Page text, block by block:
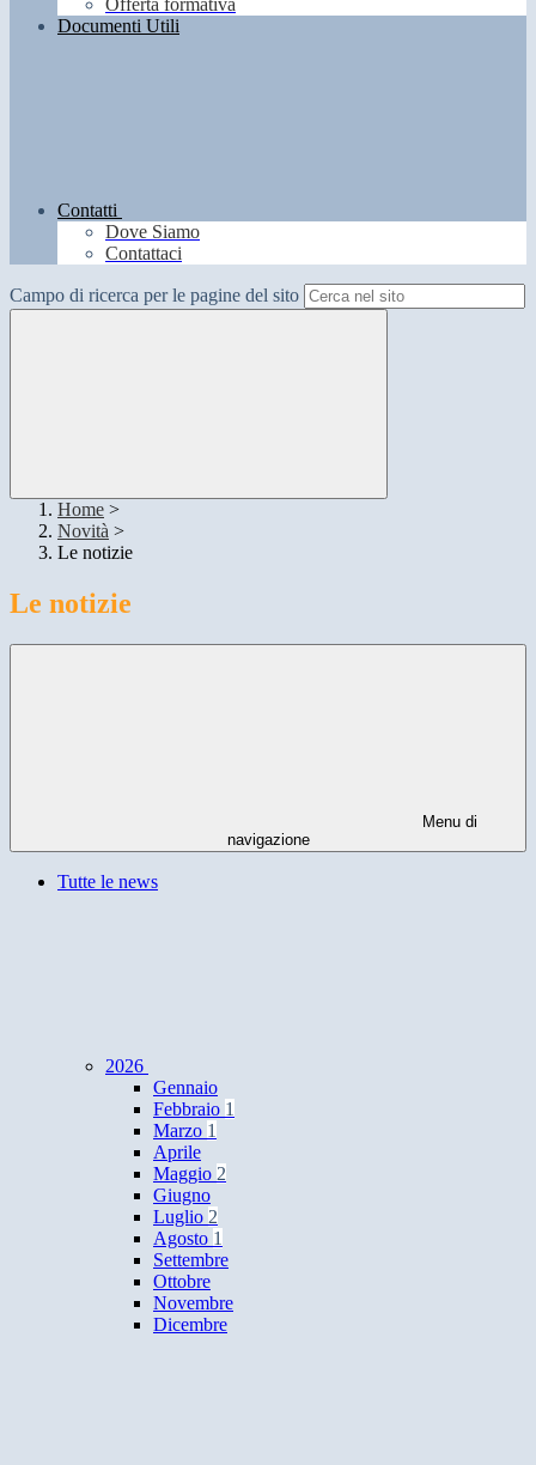
Offerta formativa
Documenti Utili
Contatti
Dove Siamo
Contattaci
Campo di ricerca per le pagine del sito
Home >
Novità >
Le notizie
Le notizie
Menu di
navigazione
Tutte le news
2026
Gennaio
Febbraio 1
Marzo 1
Aprile
Maggio 2
Giugno
Luglio 2
Agosto 1
Settembre
Ottobre
Novembre
Dicembre